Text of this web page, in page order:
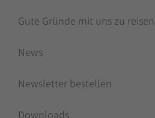
Gute Gründe mit uns zu reisen
News
Newsletter bestellen
Downloads